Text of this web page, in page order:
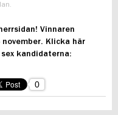
Vinnaren
Klicka här
kandidaterna:
0